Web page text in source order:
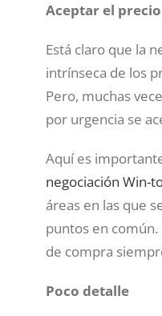
Aceptar el
Está claro que la
intrínseca de los
Pero, muchas
por urgencia se
Aquí es
negociación Win-
áreas en las que
puntos en
de compra
Poco detalle